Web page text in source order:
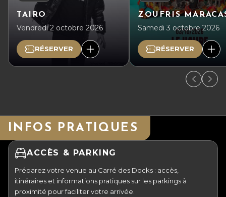
TAIRO
Vendredi 2 octobre 2026
RÉSERVER
ZOUFRIS
Samedi 3 octobre 2026
RÉSERVER
INFOS PRATIQUES
ACCÈS & PARKING
Préparez votre venue au Carré des Docks : accès,
itinéraires et informations pratiques sur les parkings à
proximité pour faciliter votre arrivée.